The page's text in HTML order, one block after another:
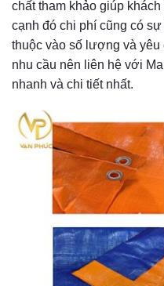
chất tham khảo giúp
cạnh đó chi phí cũng có
thuộc vào số lượng và
nhu cầu nên liên hệ với
nhanh và chi tiết nhất.